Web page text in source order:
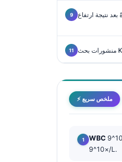
⚡ ملخص سريع
غالباً حوالي 4.0-11.0 ×10^9/L، رغم أن بعض المختبرات تستخدم حدّاً أعلى قدره 10.0
×10^9/L.